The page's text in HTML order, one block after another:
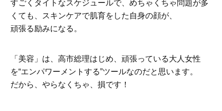
すごくタイトなスケジュールで、めちゃくちゃ問題が多
くても、スキンケアで肌育をした自身の顔が、
頑張る励みになる。
「美容」は、高市総理はじめ、頑張っている大人女性
を“エンパワーメントする”ツールなのだと思います。
だから、やらなくちゃ、損です！